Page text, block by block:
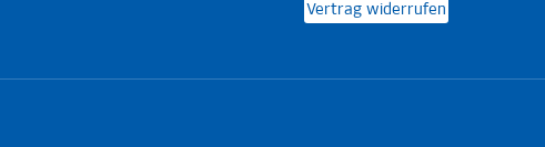
Vertrag widerrufen